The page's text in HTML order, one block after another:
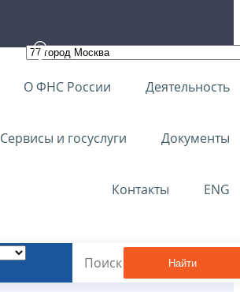
О ФНС России Деятельность
Сервисы и госуслуги Документы
Контакты ENG
Найти